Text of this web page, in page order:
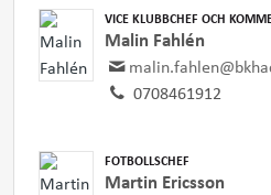
VICE KLUBBCHEF OCH
Malin Fahlén
0708461912
FOTBOLLSCHEF
Martin Ericsson